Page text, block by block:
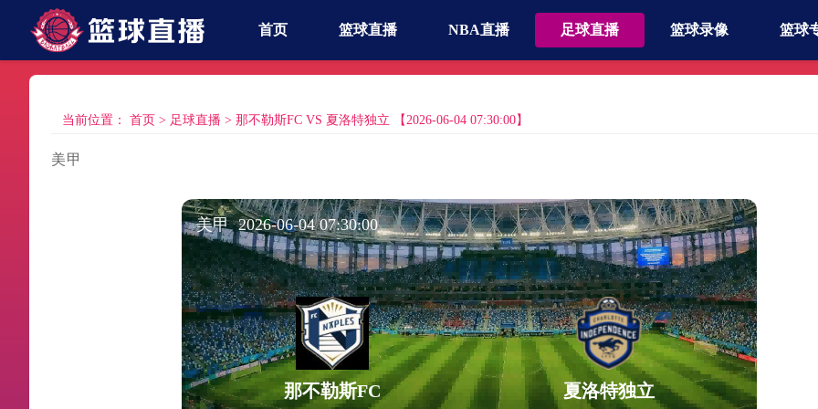
首页 篮球直播 NBA直播 足球直播 篮球录像 篮球
当前位置： 首页 > 足球直播 > 那不勒斯FC VS 夏洛特独立 【2026-06-04 07:30:00】
美甲
美甲 2026-06-04 07:30:00
那不勒斯FC 夏洛特独立